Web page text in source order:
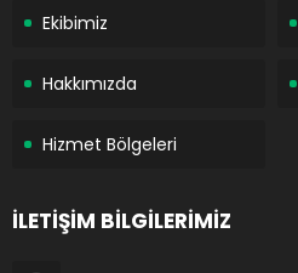
Ekibimiz
Hakkımızda
Hizmet Bölgeleri
İLETİŞİM BİLGİLERİMİZ